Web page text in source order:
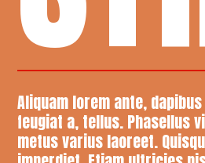
Aliquam lorem ante,
feugiat a, tellus. Phasellus
metus varius laoreet.